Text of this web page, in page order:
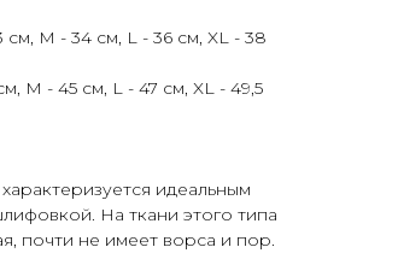
M - 34 см, L - 36 см, XL - 38
М - 45 см, L - 47 см, XL - 49,5
идеальным
На ткани этого типа
почти не имеет ворса и пор.